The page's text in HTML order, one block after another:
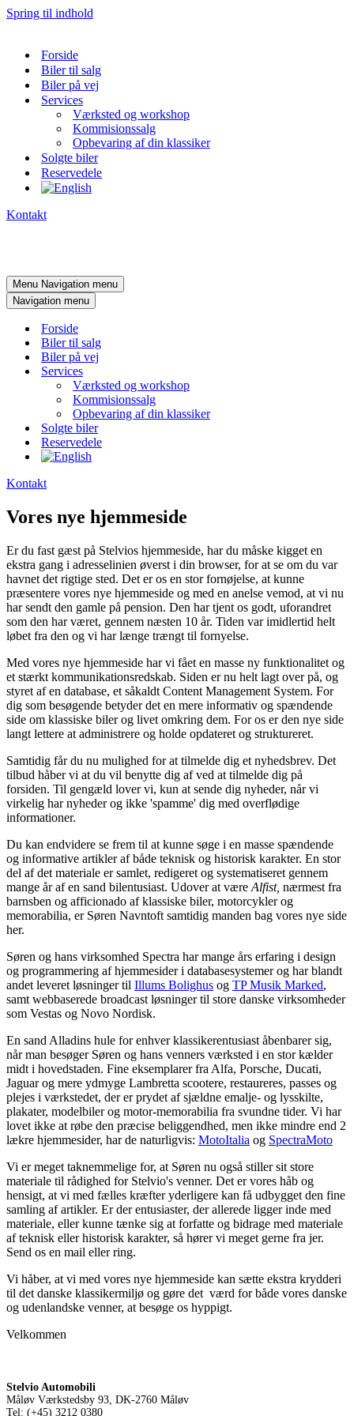
Spring til indhold
Forside
Biler til salg
Biler på vej
Services
Værksted og workshop
Kommisionssalg
Opbevaring af din klassiker
Solgte biler
Reservedele
Kontakt
Menu Navigation menu
Navigation menu
Forside
Biler til salg
Biler på vej
Services
Værksted og workshop
Kommisionssalg
Opbevaring af din klassiker
Solgte biler
Reservedele
Kontakt
Vores nye hjemmeside
Er du fast gæst på Stelvios hjemmeside, har du måske kigget en
ekstra gang i adresselinien øverst i din browser, for at se om du var
havnet det rigtige sted. Det er os en stor fornøjelse, at kunne
præsentere vores nye hjemmeside og med en anelse vemod, at vi nu
har sendt den gamle på pension. Den har tjent os godt, uforandret
som den har været, gennem næsten 10 år. Tiden var imidlertid helt
løbet fra den og vi har længe trængt til fornyelse.
Med vores nye hjemmeside har vi fået en masse ny funktionalitet og
et stærkt kommunikationsredskab. Siden er nu helt lagt over på, og
styret af en database, et såkaldt Content Management System. For
dig som besøgende betyder det en mere informativ og spændende
side om klassiske biler og livet omkring dem. For os er den nye side
langt lettere at administrere og holde opdateret og struktureret.
Samtidig får du nu mulighed for at tilmelde dig et nyhedsbrev. Det
tilbud håber vi at du vil benytte dig af ved at tilmelde dig på
forsiden. Til gengæld lover vi, kun at sende dig nyheder, når vi
virkelig har nyheder og ikke 'spamme' dig med overflødige
informationer.
Du kan endvidere se frem til at kunne søge i en masse spændende
og informative artikler af både teknisk og historisk karakter. En stor
del af det materiale er samlet, redigeret og systematiseret gennem
mange år af en sand bilentusiast. Udover at være Alfist, nærmest fra
barnsben og afficionado af klassiske biler, motorcykler og
memorabilia, er Søren Navntoft samtidig manden bag vores nye side
her.
Søren og hans virksomhed Spectra har mange års erfaring i design
og programmering af hjemmesider i databasesystemer og har blandt
andet leveret løsninger til Illums Bolighus og TP Musik Marked,
samt webbaserede broadcast løsninger til store danske virksomheder
som Vestas og Novo Nordisk.
En sand Alladins hule for enhver klassikerentusiast åbenbarer sig,
når man besøger Søren og hans venners værksted i en stor kælder
midt i hovedstaden. Fine eksemplarer fra Alfa, Porsche, Ducati,
Jaguar og mere ydmyge Lambretta scootere, restaureres, passes og
plejes i værkstedet, der er prydet af sjældne emalje- og lysskilte,
plakater, modelbiler og motor-memorabilia fra svundne tider. Vi har
lovet ikke at røbe den præcise beliggendhed, men ikke mindre end 2
lækre hjemmesider, har de naturligvis: MotoItalia og SpectraMoto
Vi er meget taknemmelige for, at Søren nu også stiller sit store
materiale til rådighed for Stelvio's venner. Det er vores håb og
hensigt, at vi med fælles kræfter yderligere kan få udbygget den fine
samling af artikler. Er der entusiaster, der allerede ligger inde med
materiale, eller kunne tænke sig at forfatte og bidrage med materiale
af teknisk eller historisk karakter, så hører vi meget gerne fra jer.
Send os en mail eller ring.
Vi håber, at vi med vores nye hjemmeside kan sætte ekstra krydderi
til det danske klassikermiljø og gøre det værd for både vores danske
og udenlandske venner, at besøge os hyppigt.
Velkommen
Stelvio Automobili
Måløv Værkstedsby 93, DK-2760 Måløv
Tel: (+45) 3212 0380